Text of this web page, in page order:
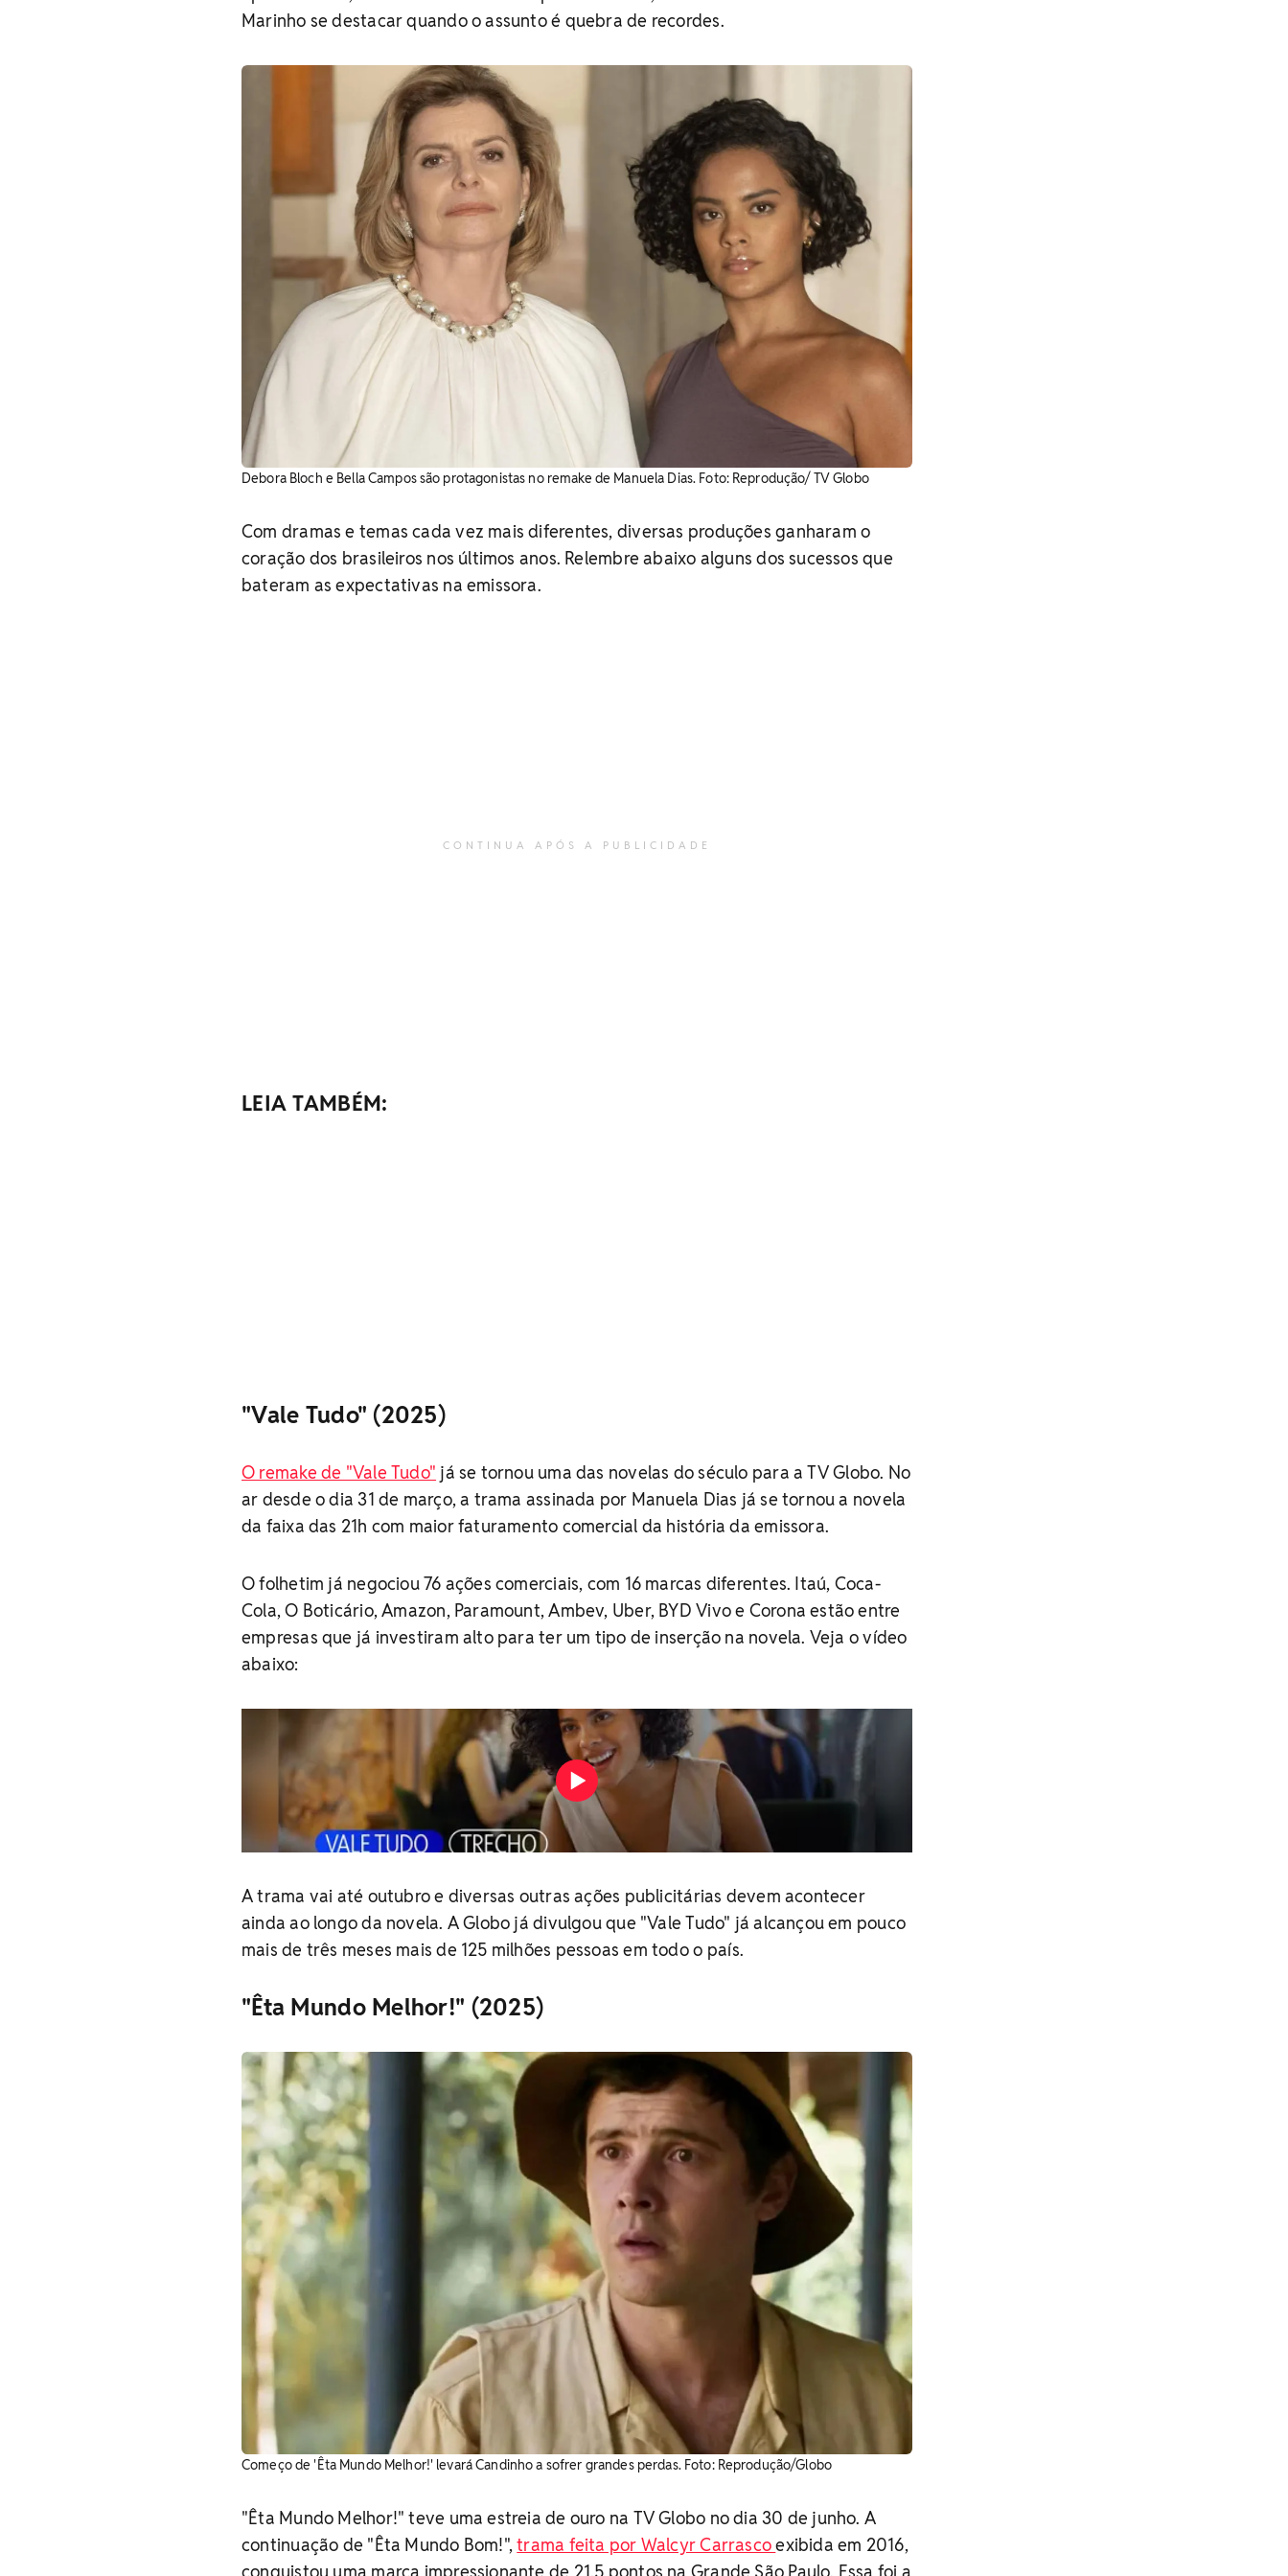
Marinho se destacar quando o assunto é quebra de recordes.
Debora Bloch e Bella Campos são protagonistas no remake de Manuela Dias. Foto: Reprodução/ TV Globo
Com dramas e temas cada vez mais diferentes, diversas produções ganharam o
coração dos brasileiros nos últimos anos. Relembre abaixo alguns dos sucessos que
bateram as expectativas na emissora.
CONTINUA APÓS A PUBLICIDADE
LEIA TAMBÉM:
"Vale Tudo" (2025)
O remake de "Vale Tudo" já se tornou uma das novelas do século para a TV Globo. No
ar desde o dia 31 de março, a trama assinada por Manuela Dias já se tornou a novela
da faixa das 21h com maior faturamento comercial da história da emissora.
O folhetim já negociou 76 ações comerciais, com 16 marcas diferentes. Itaú, Coca-
Cola, O Boticário, Amazon, Paramount, Ambev, Uber, BYD Vivo e Corona estão entre
empresas que já investiram alto para ter um tipo de inserção na novela. Veja o vídeo
abaixo:
A trama vai até outubro e diversas outras ações publicitárias devem acontecer
ainda ao longo da novela. A Globo já divulgou que "Vale Tudo" já alcançou em pouco
mais de três meses mais de 125 milhões pessoas em todo o país.
"Êta Mundo Melhor!" (2025)
Começo de 'Êta Mundo Melhor!' levará Candinho a sofrer grandes perdas. Foto: Reprodução/Globo
"Êta Mundo Melhor!" teve uma estreia de ouro na TV Globo no dia 30 de junho. A
continuação de "Êta Mundo Bom!",trama feita por Walcyr Carrascoexibida em 2016,